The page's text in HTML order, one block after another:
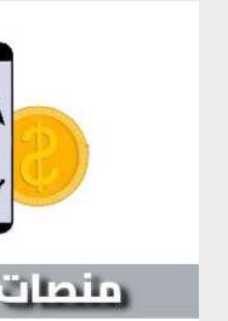
شاملة تشمل الحوسبة،
التكنولوجيا المتقدمة في
الكفاءة، مما يدعم